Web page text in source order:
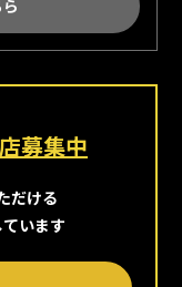
募集中
だける
います